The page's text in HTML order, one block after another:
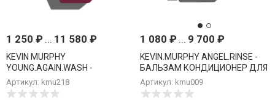
1 250 ₽ ... 11 580 ₽
KEVIN MURPHY
YOUNG.AGAIN.WASH -
ШАМПУНЬ ANTI AGE
Артикул: kmu218
1 080₽ ... 9 700₽
KEVIN.MURPHY ANGEL.RINSE -
БАЛЬЗАМ КОНДИЦИОНЕР ДЛЯ
ДЕЛИКАТНОГО УХОДА ЗА
ЦВЕТОМ
Артикул: kmu009